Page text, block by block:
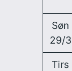
Søn
29/3
Tirs